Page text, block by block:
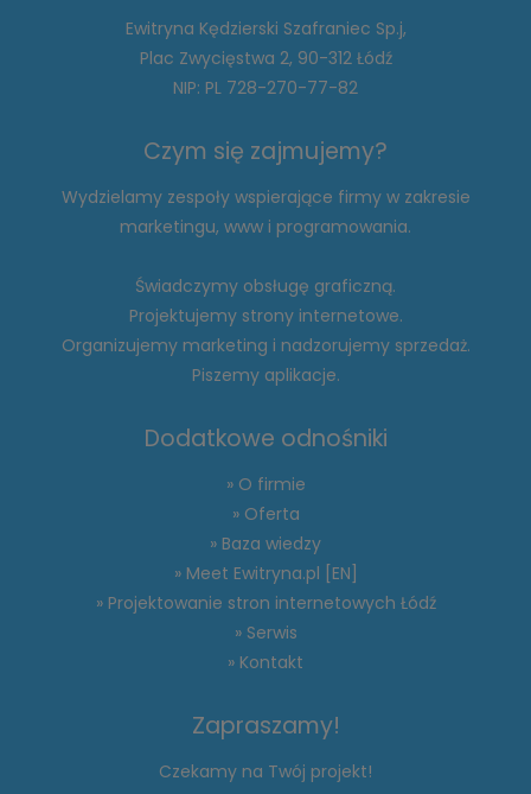
Ewitryna Kędzierski Szafraniec Sp.j,
Plac Zwycięstwa 2, 90-312 Łódź
NIP: PL 728-270-77-82
Czym się zajmujemy?
Wydzielamy zespoły wspierające firmy w zakresie
marketingu, www i programowania.
Świadczymy obsługę graficzną.
Projektujemy strony internetowe.
Organizujemy marketing i nadzorujemy sprzedaż.
Piszemy aplikacje.
Dodatkowe odnośniki
» O firmie
» Oferta
» Baza wiedzy
» Meet Ewitryna.pl [EN]
» Projektowanie stron internetowych Łódź
» Serwis
» Kontakt
Zapraszamy!
Czekamy na Twój projekt!